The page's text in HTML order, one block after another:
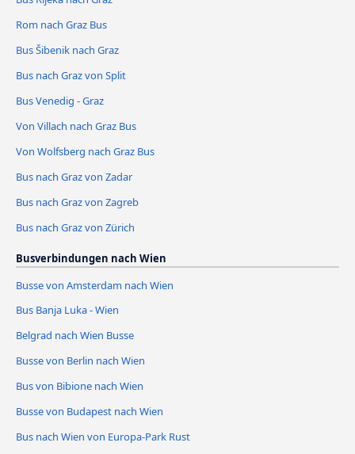
Rom nach Graz Bus
Bus Šibenik nach Graz
Bus nach Graz von Split
Bus Venedig - Graz
Von Villach nach Graz Bus
Von Wolfsberg nach Graz Bus
Bus nach Graz von Zadar
Bus nach Graz von Zagreb
Bus nach Graz von Zürich
Busverbindungen nach Wien
Busse von Amsterdam nach Wien
Bus Banja Luka - Wien
Belgrad nach Wien Busse
Busse von Berlin nach Wien
Bus von Bibione nach Wien
Busse von Budapest nach Wien
Bus nach Wien von Europa-Park Rust